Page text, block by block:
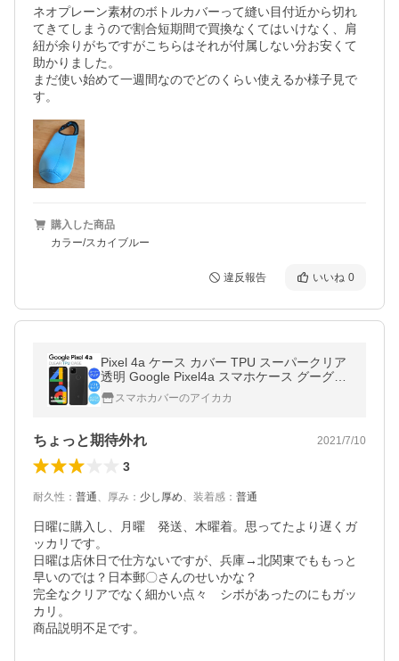
ネオプレーン素材のボトルカバーって縫い目付近から切れ
てきてしまうので割合短期間で買換なくてはいけなく、肩
紐が余りがちですがこちらはそれが付属しない分お安くて
助かりました。
まだ使い始めて一週間なのでどのくらい使えるか様子見で
す。
購入した商品
カラー/スカイブルー
違反報告 いいね 0
Pixel 4a ケース カバー TPU スーパークリア
透明 Google Pixel4a スマホケース グーグル
ピクセル4a スマホカバー Google Pixel 4a
スマホカバーのアイカカ
ちょっと期待外れ 2021/7/10
3
耐久性 ： 普通、 厚み ： 少し厚め、 装着感 ： 普通
日曜に購入し、月曜　発送、木曜着。思ってたより遅くガ
ッカリです。
日曜は店休日で仕方ないですが、兵庫→北関東でももっと
早いのでは？日本郵〇さんのせいかな？
完全なクリアでなく細かい点々　シボがあったのにもガッ
カリ。
商品説明不足です。